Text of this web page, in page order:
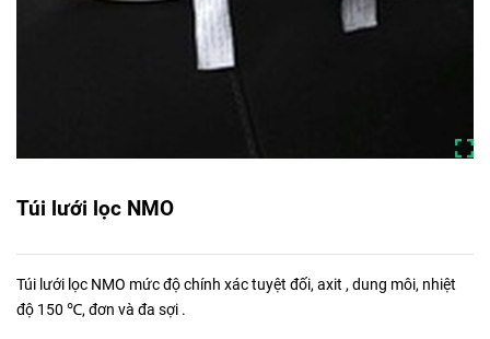
Túi lưới lọc NMO
Túi lưới lọc NMO mức độ chính xác tuyệt đối, axit , dung môi, nhiệt
độ 150 ℃, đơn và đa sợi .